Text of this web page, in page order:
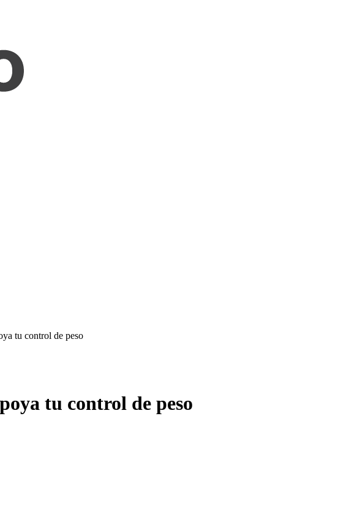
tu control de peso
tu control de peso